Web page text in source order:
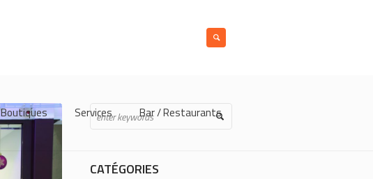
Boutiques Services Bar / Restaurants
CATÉGORIES